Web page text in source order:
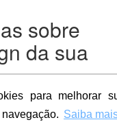
para melhorar
Saiba
sobre
da sua